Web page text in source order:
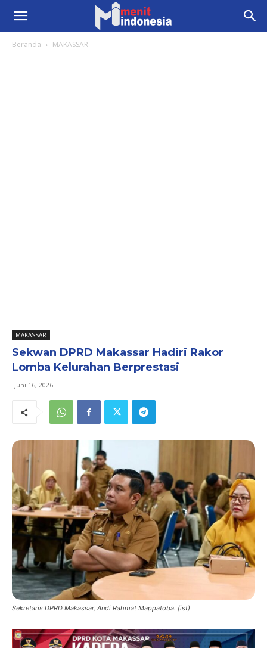
Beranda MAKASSAR
MAKASSAR
Sekwan DPRD Makassar Hadiri Rakor
Lomba Kelurahan Berprestasi
Juni 16, 2026
Sekretaris DPRD Makassar, Andi Rahmat Mappatoba. (ist)